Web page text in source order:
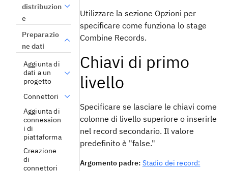
distribuzion
e
Preparazio
ne dati
Aggiunta di
dati a un
progetto
Connettori
Aggiunta di
connession
i di
piattaforma
Creazione
di
connettori
Utilizzare la sezione Opzioni per
specificare come funziona lo stage
Combine Records.
Chiavi di primo
livello
Specificare se lasciare le chiavi come
colonne di livello superiore o inserirle
nel record secondario. Il valore
predefinito è "false."
Argomento padre: Stadio dei record: